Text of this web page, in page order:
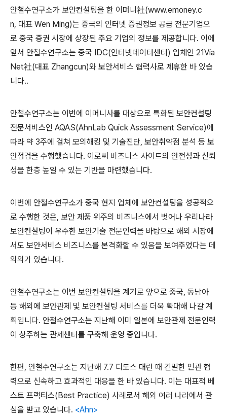
안철수연구소가 보안컨설팅을 한 이머니社(www.emoney.c
n, 대표 Wen Ming)는 중국의 인터넷 증권정보 공급 전문기업으
로 중국 증권 시장에 상장된 주요 기업의 정보를 제공합니다. 이에
앞서 안철수연구소는 중국 IDC(인터넷데이터센터) 업체인 21Via
Net社(대표 Zhangcun)와 보안서비스 협력사로 제휴한 바 있습
니다..
안철수연구소는 이번에 이머니사를 대상으로 특화된 보안컨설팅
전문서비스인 AQAS(AhnLab Quick Assessment Service)에
따라 약 3주에 걸쳐 모의해킹 및 기술진단, 보안취약점 분석 등 보
안점검을 수행했습니다. 이로써 비즈니스 사이트의 안전성과 신뢰
성을 한층 높일 수 있는 기반을 마련했습니다.
이번에 안철수연구소가 중국 현지 업체에 보안컨설팅을 성공적으
로 수행한 것은, 보안 제품 위주의 비즈니스에서 벗어나 우리나라
보안컨설팅이 우수한 보안기술 전문인력을 바탕으로 해외 시장에
서도 보안서비스 비즈니스를 본격화할 수 있음을 보여주었다는 데
의의가 있습니다.
안철수연구소는 이번 보안컨설팅을 계기로 앞으로 중국, 동남아
등 해외에 보안관제 및 보안컨설팅 서비스를 더욱 확대해 나갈 계
획입니다. 안철수연구소는 지난해 이미 일본에 보안관제 전문인력
이 상주하는 관제센터를 구축해 운영 중입니다.
한편, 안철수연구소는 지난해 7.7 디도스 대란 때 긴밀한 민관 협
력으로 신속하고 효과적인 대응을 한 바 있습니다. 이는 대표적 베
스트 프랙티스(Best Practice) 사례로서 해외 여러 나라에서 관
심을 받고 있습니다. <Ahn>